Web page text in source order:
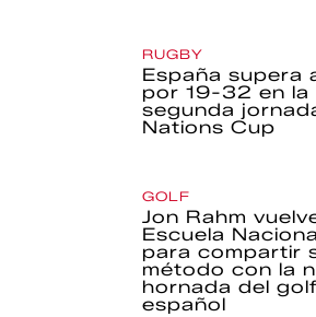
RUGBY
España supera
por 19-32 en la
segunda
Nations Cup
GOLF
Jon Rahm
Escuela
para compartir
método con la
hornada del golf
español